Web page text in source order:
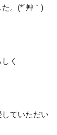
。(*´艸｀)
く
ていただい